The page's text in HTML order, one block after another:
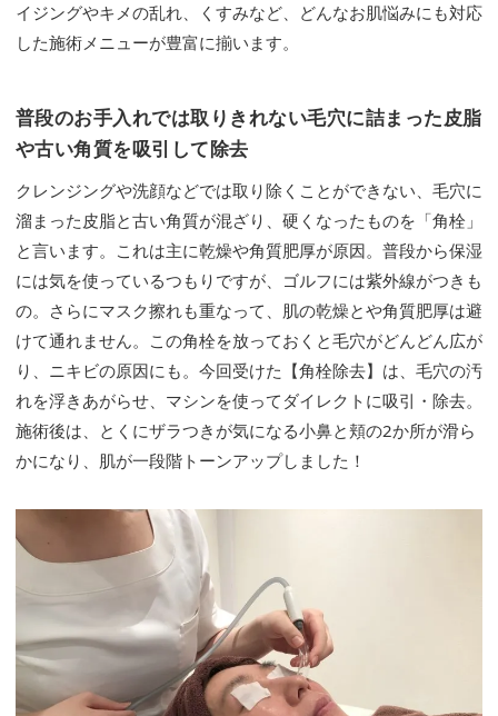
イジングやキメの乱れ、くすみなど、どんなお肌悩みにも対応
した施術メニューが豊富に揃います。
普段のお手入れでは取りきれない毛穴に詰まった皮脂
や古い角質を吸引して除去
クレンジングや洗顔などでは取り除くことができない、毛穴に
溜まった皮脂と古い角質が混ざり、硬くなったものを「角栓」
と言います。これは主に乾燥や角質肥厚が原因。普段から保湿
には気を使っているつもりですが、ゴルフには紫外線がつきも
の。さらにマスク擦れも重なって、肌の乾燥とや角質肥厚は避
けて通れません。この角栓を放っておくと毛穴がどんどん広が
り、ニキビの原因にも。今回受けた【角栓除去】は、毛穴の汚
れを浮きあがらせ、マシンを使ってダイレクトに吸引・除去。
施術後は、とくにザラつきが気になる小鼻と頬の2か所が滑ら
かになり、肌が一段階トーンアップしました！